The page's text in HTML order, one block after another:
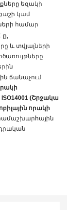
եզակի
կամ
համար
ը,
և տվյալների
ճանաչում
ISO14001 (Շրջակա
որակի